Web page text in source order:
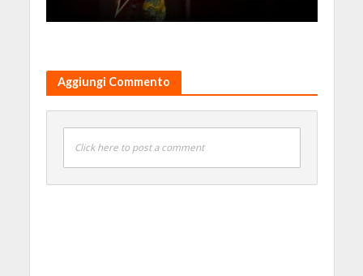
Aggiungi Commento
Click here to post a comment